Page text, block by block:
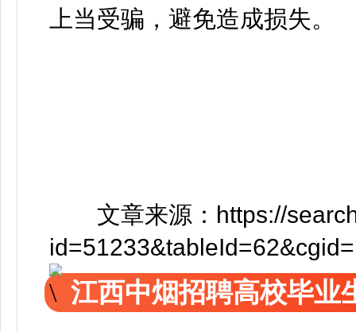
上当受骗，避免造成损失。
文章来源：https://
江西中烟招聘高校毕业